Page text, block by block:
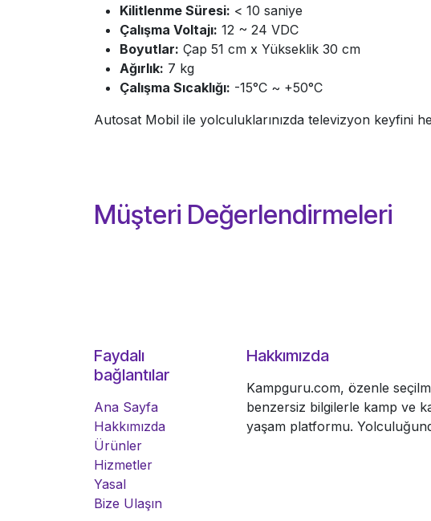
Kilitlenme Süresi: < 10 saniye
Çalışma Voltajı: 12 ~ 24 VDC
Boyutlar: Çap 51 cm x Yükseklik 30 cm
Ağırlık: 7 kg
Çalışma Sıcaklığı: -15°C ~ +50°C
Autosat Mobil ile yolculuklarınızda televizyon keyfini
Müşteri Değerlendirmeleri
Faydalı
bağlantılar
Ana Sayfa
Hakkımızda
Ürünler
Hizmetler
Yasal
Bize Ulaşın
Hakkımızda
Kampguru.com, özenle
benzersiz bilgilerle kamp ve
yaşam platformu.